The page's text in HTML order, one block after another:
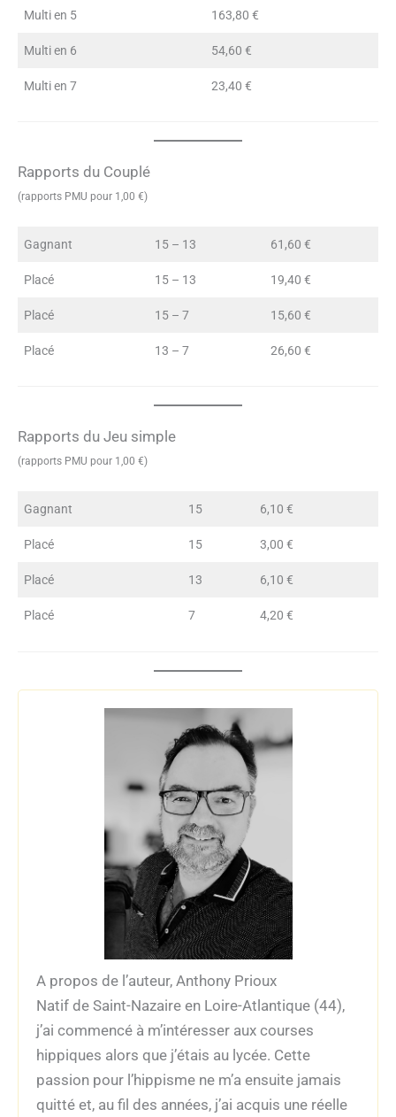
Multi en 5 163,80 €
Multi en 6 54,60 €
Multi en 7 23,40 €
Rapports du Couplé
(rapports PMU pour 1,00 €)
Gagnant 15 – 13 61,60 €
Placé 15 – 13 19,40 €
Placé 15 – 7 15,60 €
Placé 13 – 7 26,60 €
Rapports du Jeu simple
(rapports PMU pour 1,00 €)
Gagnant 15 6,10 €
Placé 15 3,00 €
Placé 13 6,10 €
Placé 7 4,20 €
A propos de l’auteur, Anthony Prioux
Natif de Saint-Nazaire en Loire-Atlantique (44),
j’ai commencé à m’intéresser aux courses
hippiques alors que j’étais au lycée. Cette
passion pour l’hippisme ne m’a ensuite jamais
quitté et, au fil des années, j’ai acquis une réelle